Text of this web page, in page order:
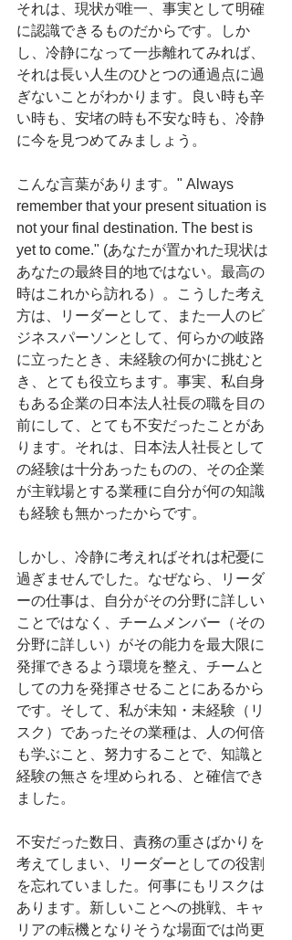
それは、現状が唯一、事実として明確
に認識できるものだからです。しか
し、冷静になって一歩離れてみれば、
それは長い人生のひとつの通過点に過
ぎないことがわかります。良い時も辛
い時も、安堵の時も不安な時も、冷静
に今を見つめてみましょう。
こんな言葉があります。" Always
remember that your present situation is
not your final destination. The best is
yet to come." (あなたが置かれた現状は
あなたの最終目的地ではない。最高の
時はこれから訪れる）。こうした考え
方は、リーダーとして、また一人のビ
ジネスパーソンとして、何らかの岐路
に立ったとき、未経験の何かに挑むと
き、とても役立ちます。事実、私自身
もある企業の日本法人社長の職を目の
前にして、とても不安だったことがあ
ります。それは、日本法人社長として
の経験は十分あったものの、その企業
が主戦場とする業種に自分が何の知識
も経験も無かったからです。
しかし、冷静に考えればそれは杞憂に
過ぎませんでした。なぜなら、リーダ
ーの仕事は、自分がその分野に詳しい
ことではなく、チームメンバー（その
分野に詳しい）がその能力を最大限に
発揮できるよう環境を整え、チームと
しての力を発揮させることにあるから
です。そして、私が未知・未経験（リ
スク）であったその業種は、人の何倍
も学ぶこと、努力することで、知識と
経験の無さを埋められる、と確信でき
ました。
不安だった数日、責務の重さばかりを
考えてしまい、リーダーとしての役割
を忘れていました。何事にもリスクは
あります。新しいことへの挑戦、キャ
リアの転機となりそうな場面では尚更